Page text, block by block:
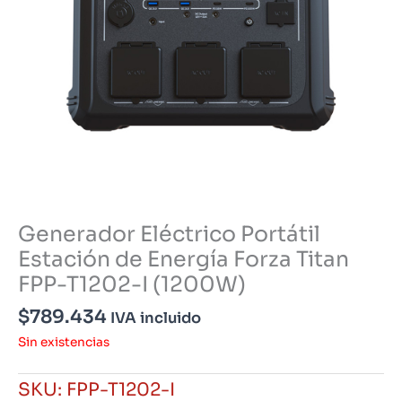
Generador Eléctrico Portátil
Estación de Energía Forza Titan
FPP-T1202-I (1200W)
$789.434 IVA incluido
Sin existencias
SKU: FPP-T1202-I